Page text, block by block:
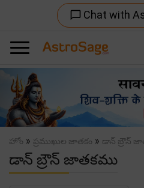
chat_bubble_outline Chat with
Previous
హోం » ప్రముఖుల జాతకం » డాన్ బ్రౌన్
డాన్ బ్రౌన్ జాతకము